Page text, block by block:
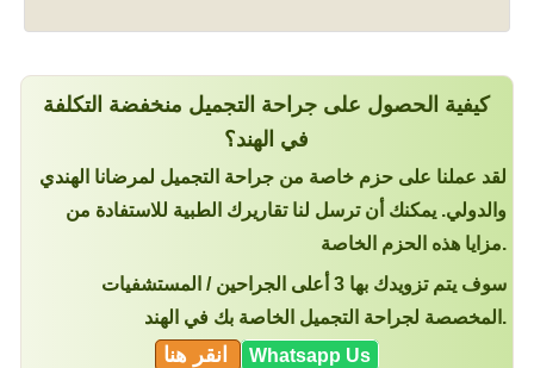
كيفية الحصول على جراحة التجميل منخفضة التكلفة
في الهند؟
لقد عملنا على حزم خاصة من جراحة التجميل لمرضانا الهندي
والدولي. يمكنك أن ترسل لنا تقاريرك الطبية للاستفادة من
مزايا هذه الحزم الخاصة.
سوف يتم تزويدك بها 3 أعلى الجراحين / المستشفيات
المخصصة لجراحة التجميل الخاصة بك في الهند.
انقر هنا Whatsapp Us